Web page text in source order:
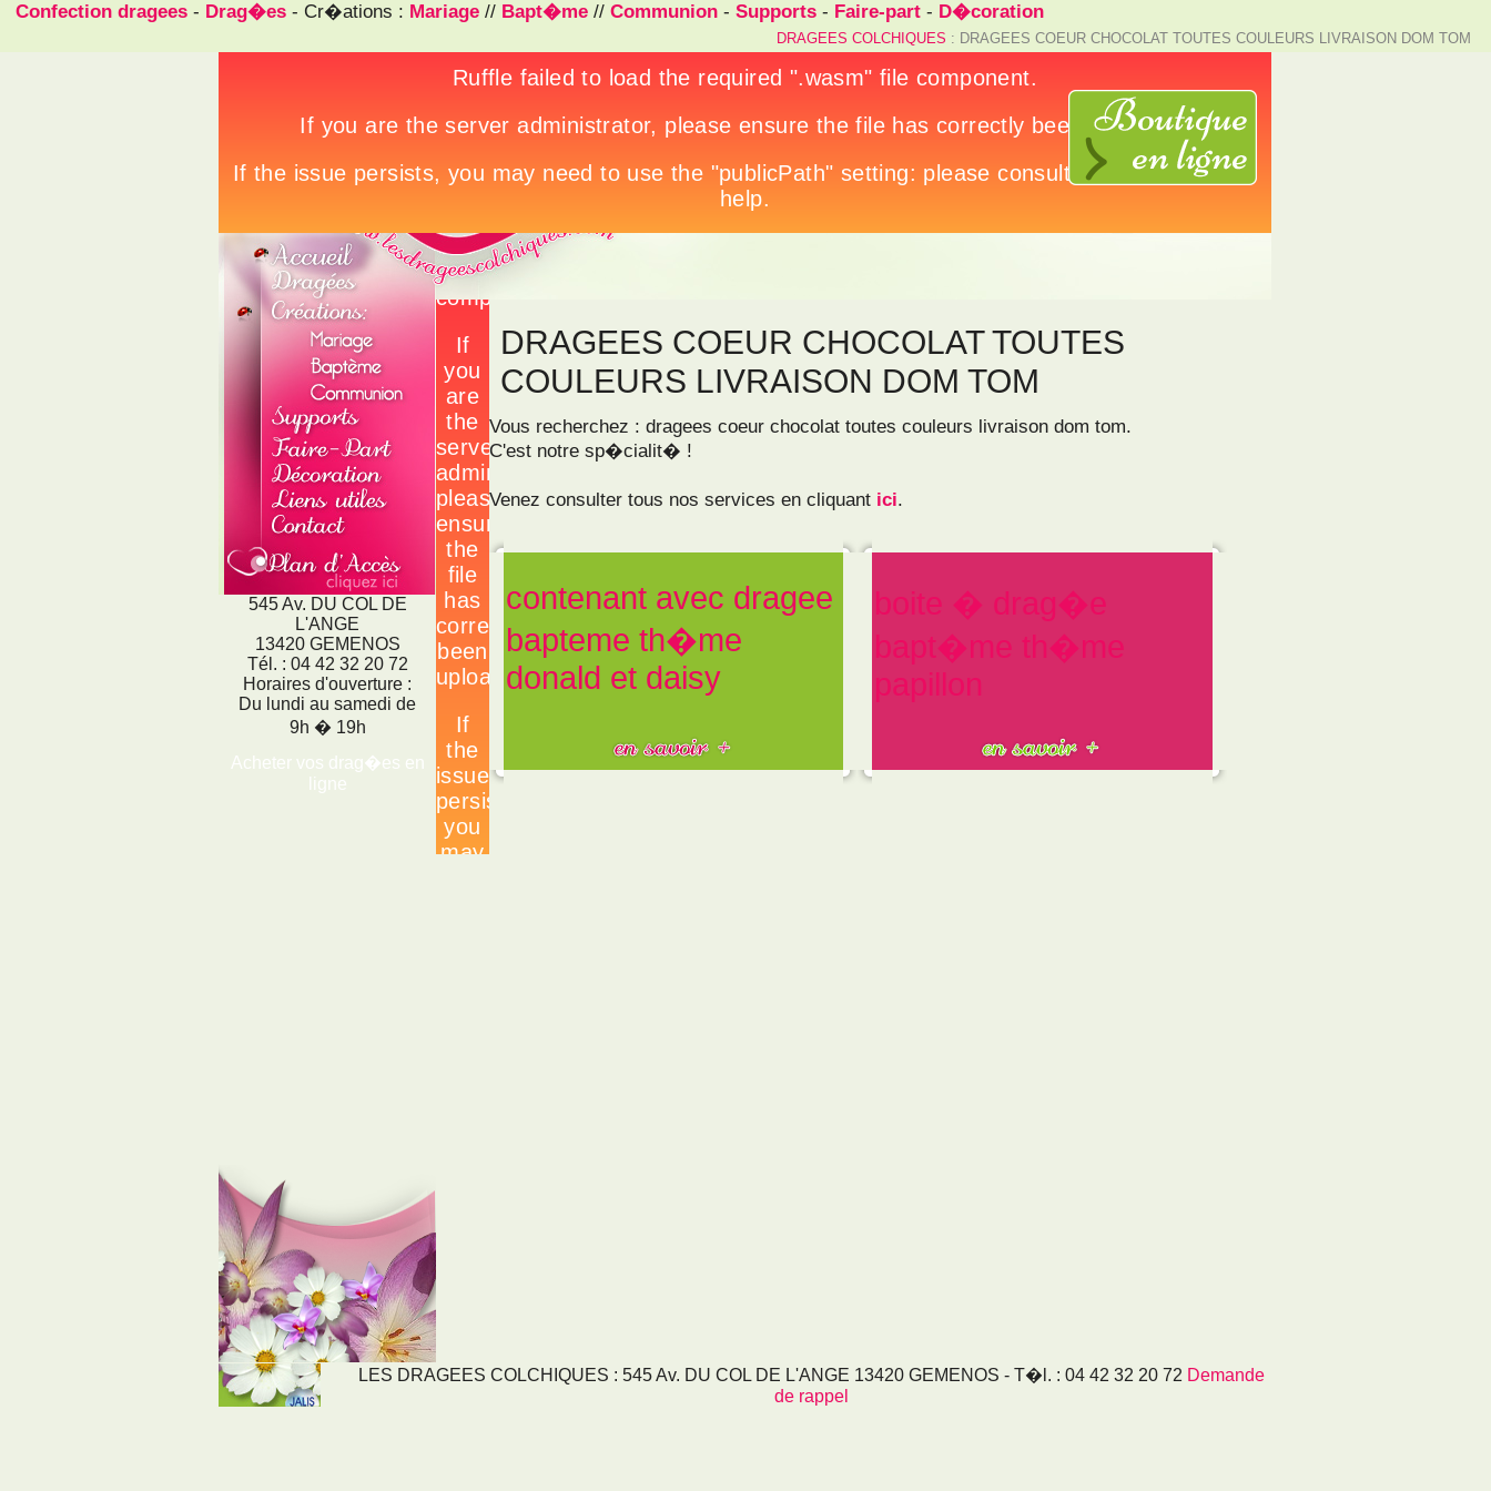
Confection dragees- Drag�es- Cr�ations : Mariage// Bapt�me// Communion- Supports- Faire-part- D�coration
DRAGEES COLCHIQUES : DRAGEES COEUR CHOCOLAT TOUTES COULEURS LIVRAISON DOM TOM
545 Av. DU COL DE
L'ANGE
13420 GEMENOS
Tél. : 04 42 32 20 72
Horaires d'ouverture :
Du lundi au samedi de
9h � 19h
Acheter vos drag�es en
ligne
DRAGEES COEUR CHOCOLAT TOUTES
COULEURS LIVRAISON DOM TOM
Vous recherchez : dragees coeur chocolat toutes couleurs livraison dom tom.
C'est notre sp�cialit� !
Venez consulter tous nos services en cliquant ici.
contenant avec dragee
bapteme th�me
donald et daisy
boite � drag�e
bapt�me th�me
papillon
LES DRAGEES COLCHIQUES : 545 Av. DU COL DE L'ANGE 13420 GEMENOS - T�l. : 04 42 32 20 72 Demande
de rappel